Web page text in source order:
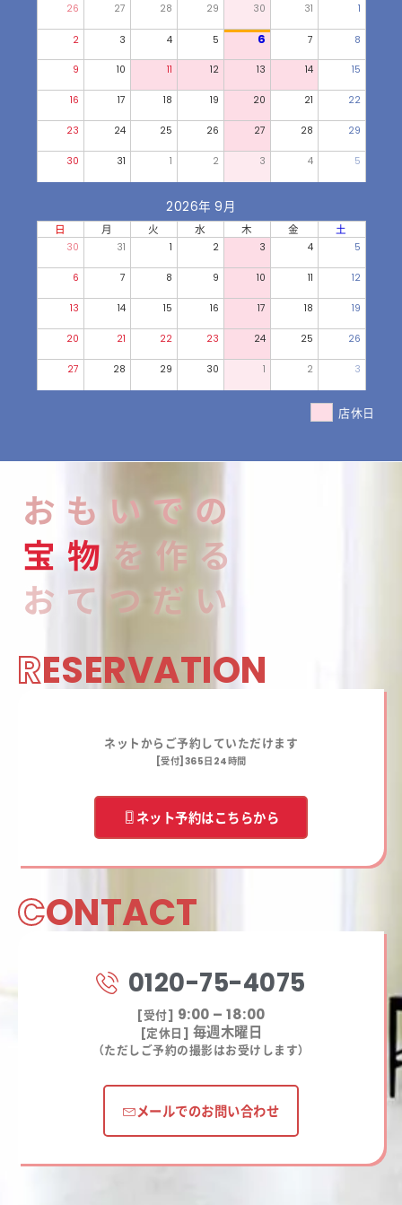
26 27 28 29 30 31 1
2 3 4 5 6 7 8
9 10 11 12 13 14 15
16 17 18 19 20 21 22
23 24 25 26 27 28 29
30 31 1 2 3 4 5
2026年 9月
日 月 火 水 木 金 土
30 31 1 2 3 4 5
6 7 8 9 10 11 12
13 14 15 16 17 18 19
20 21 22 23 24 25 26
27 28 29 30 1 2 3
店休日
RESERVATION
ネットからご予約していただけます
[受付]365日24時間
ネット予約はこちらから
CONTACT
0120-75-4075
[受付] 9:00 – 18:00
[定休日] 毎週木曜日
（ただしご予約の撮影はお受けします）
メールでのお問い合わせ
おもいでの
宝 物 を作る
おてつだい